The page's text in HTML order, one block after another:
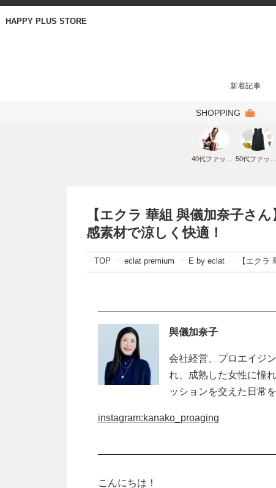
HAPPY PLUS STORE
新着記事
SHOPPING
【エクラ 華組 與儀加奈子さ
感素材で涼しく快適！
TOP eclat premium E by eclat 【エク
與儀加奈子
会社経営、プロエイジ
れ、成熟した女性に憧
ッションを交えた日常
instagram:kanako_proaging
こんにちは！